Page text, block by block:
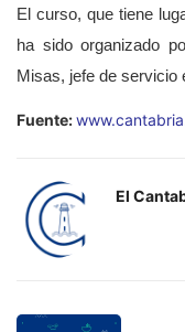
El curso, que tiene
ha sido organizado
Misas, jefe de servicio
Fuente:
El